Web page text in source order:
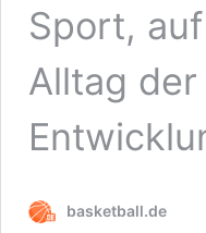
Sport,
Alltag
basketball.de